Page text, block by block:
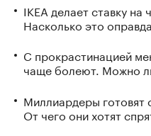
IKEA делает ставку на
Насколько это
С прокрастинацией
чаще болеют. Можно
Миллиардеры готовят
От чего они хотят